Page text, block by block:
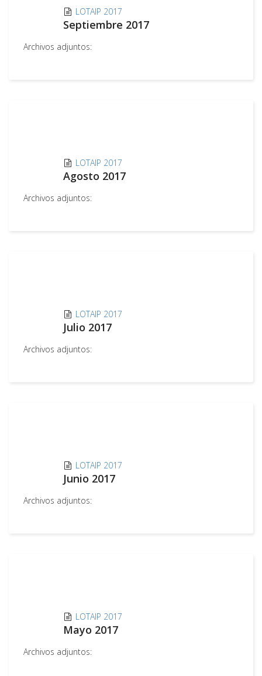
LOTAIP 2017
Septiembre 2017
Archivos adjuntos:
LOTAIP 2017
Agosto 2017
Archivos adjuntos:
LOTAIP 2017
Julio 2017
Archivos adjuntos:
LOTAIP 2017
Junio 2017
Archivos adjuntos:
LOTAIP 2017
Mayo 2017
Archivos adjuntos: